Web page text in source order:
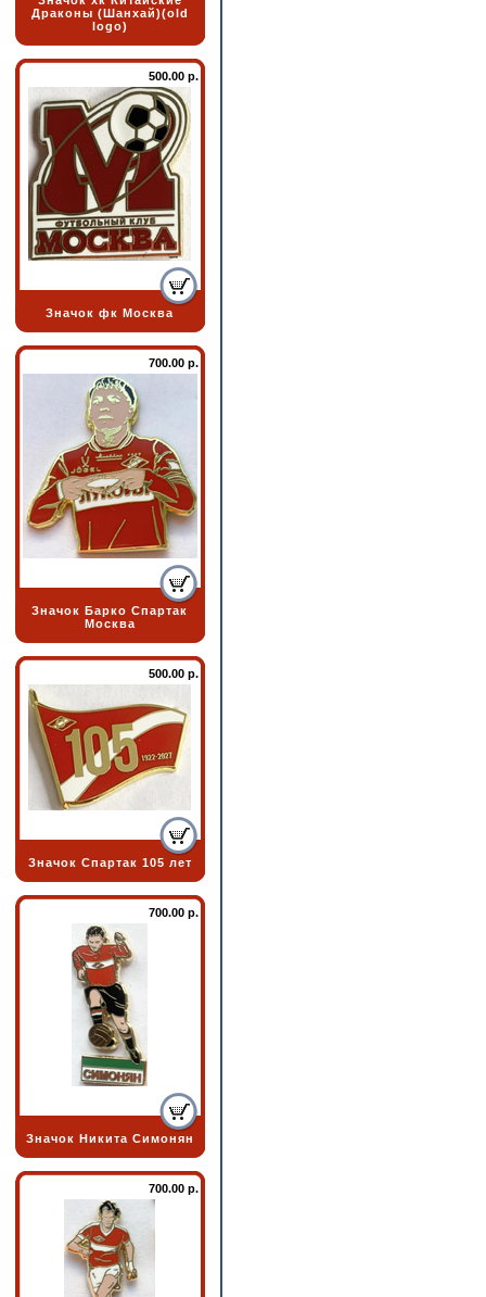
Драконы (Шанхай)(old
logo)
500.00 р.
Значок фк Москва
700.00 р.
Значок Барко Спартак
Москва
500.00 р.
Значок Спартак 105 лет
700.00 р.
Значок Никита Симонян
700.00 р.